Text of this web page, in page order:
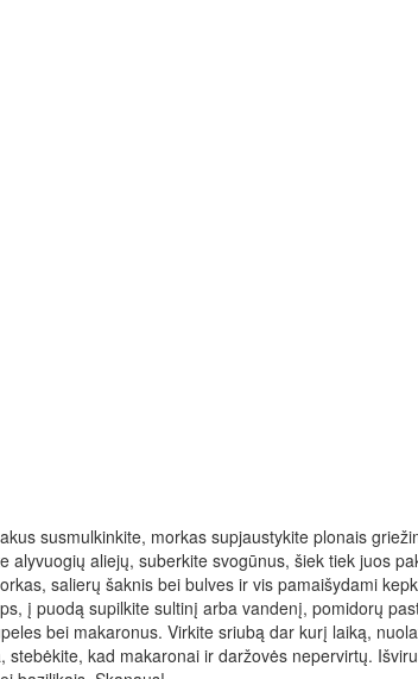
susmulkinkite, morkas supjaustykite plonais
alyvuogių aliejų, suberkite svogūnus, šiek tiek juos
salierų šaknis bei bulves ir vis pamaišydami
į puodą supilkite sultinį arba vandenį, pomidorų
bei makaronus. Virkite sriubą dar kurį laiką,
kad makaronai ir daržovės nepervirtų.